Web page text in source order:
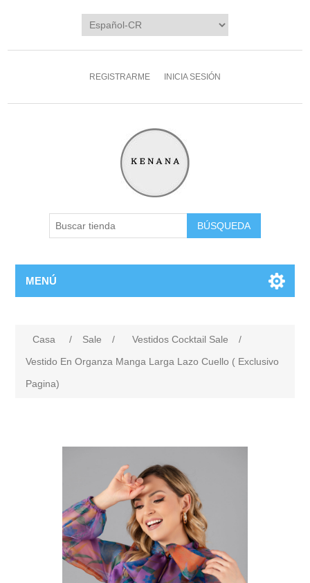
REGISTRARME INICIA SESIÓN
MENÚ
Casa / Sale / Vestidos Cocktail Sale
/
Vestido En Organza Manga Larga Lazo Cuello ( Exclusivo
Pagina)